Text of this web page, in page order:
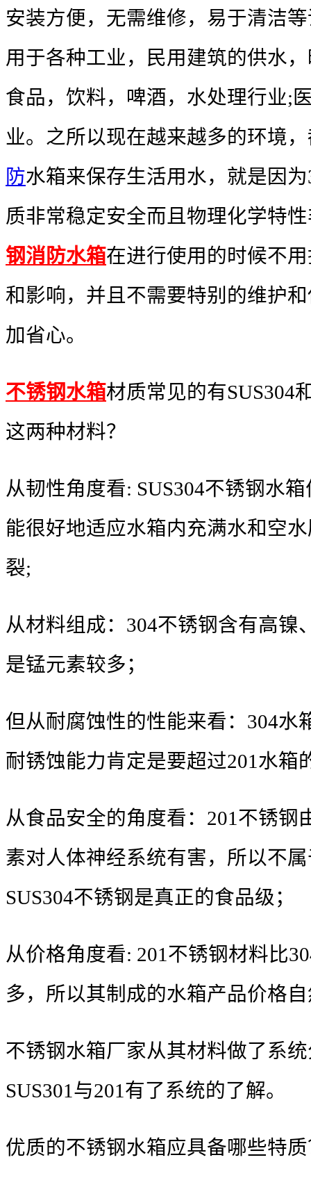
安装方便，无需维修，易于清洁
用于各种工业，民用建筑的供水
食品，饮料，啤酒，水处理行业;
业。之所以现在越来越多的环境
防水箱来保存生活用水，就是因
质非常稳定安全而且物理化学特
钢消防水箱在进行使用的时候不
和影响，并且不需要特别的维护
加省心。
不锈钢水箱材质常见的有SUS304
这两种材料？
从韧性角度看: SUS304不锈钢水
能很好地适应水箱内充满水和空
裂;
从材料组成：304不锈钢含有高镍
是锰元素较多；
但从耐腐蚀性的性能来看：304水
耐锈蚀能力肯定是要超过201水箱
从食品安全的角度看：201不锈钢
素对人体神经系统有害，所以不
SUS304不锈钢是真正的食品级；
从价格角度看: 201不锈钢材料比
多，所以其制成的水箱产品价格
不锈钢水箱厂家从其材料做了系
SUS301与201有了系统的了解。
优质的不锈钢水箱应具备哪些特